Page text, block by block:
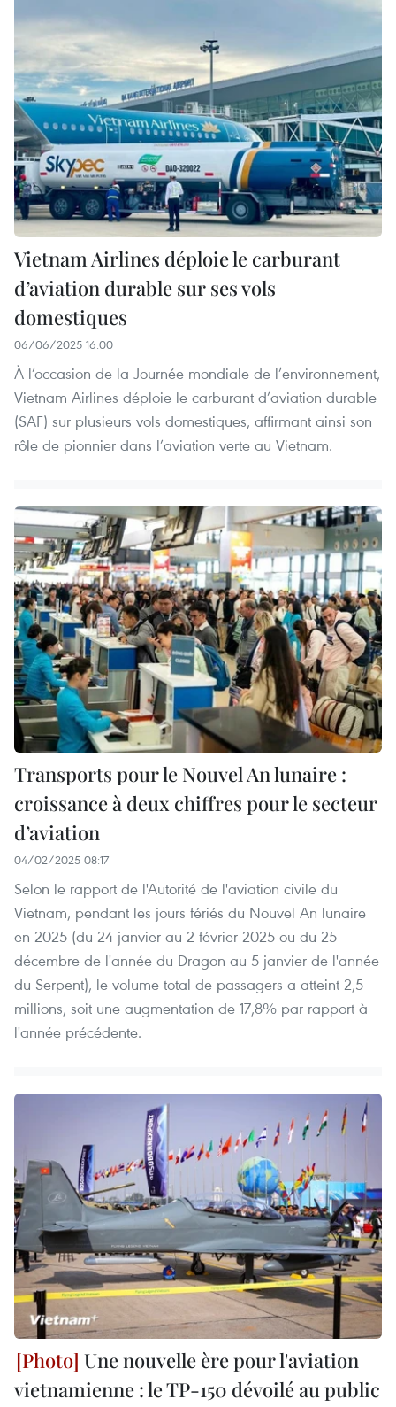
Vietnam Airlines déploie le carburant
d’aviation durable sur ses vols
domestiques
06/06/2025 16:00
À l’occasion de la Journée mondiale de l’environnement,
Vietnam Airlines déploie le carburant d’aviation durable
(SAF) sur plusieurs vols domestiques, affirmant ainsi son
rôle de pionnier dans l’aviation verte au Vietnam.
Transports pour le Nouvel An lunaire :
croissance à deux chiffres pour le secteur
d’aviation
04/02/2025 08:17
Selon le rapport de l'Autorité de l'aviation civile du
Vietnam, pendant les jours fériés du Nouvel An lunaire
en 2025 (du 24 janvier au 2 février 2025 ou du 25
décembre de l'année du Dragon au 5 janvier de l'année
du Serpent), le volume total de passagers a atteint 2,5
millions, soit une augmentation de 17,8% par rapport à
l'année précédente.
Une nouvelle ère pour l'aviation
vietnamienne : le TP-150 dévoilé au public